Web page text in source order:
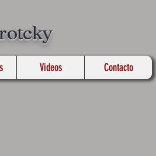
Videos Contacto